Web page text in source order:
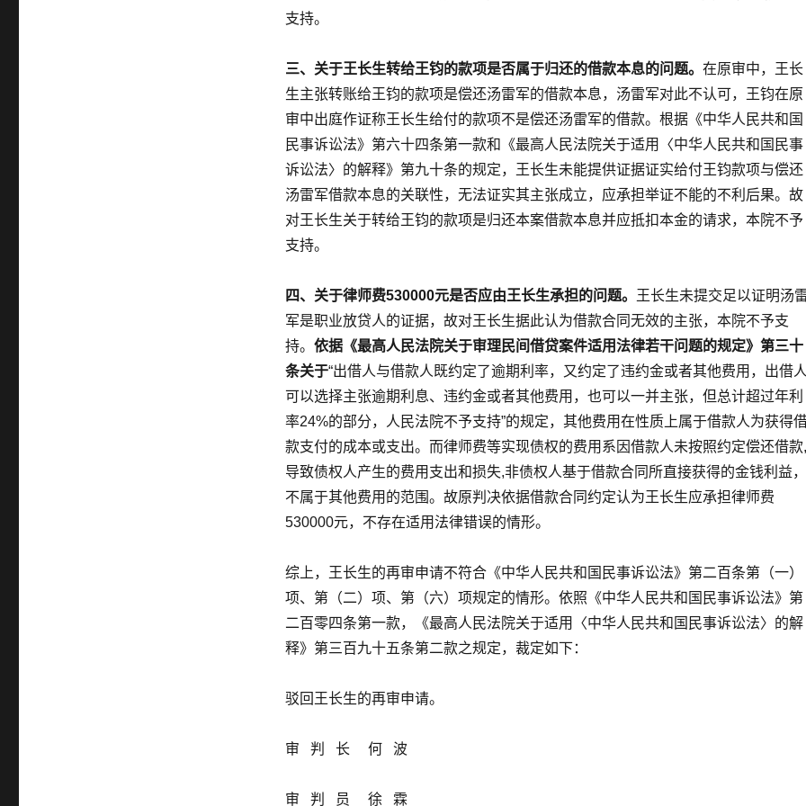
支持。
三、关于王长生转给王钧的款项是否属于归还的借款本息的问题。 在原审中，王长
生主张转账给王钧的款项是偿还汤雷军的借款本息，汤雷军对此不认可，王钧在原
审中出庭作证称王长生给付的款项不是偿还汤雷军的借款。根据《中华人民共和国
民事诉讼法》第六十四条第一款和《最高人民法院关于适用〈中华人民共和国民事
诉讼法〉的解释》第九十条的规定，王长生未能提供证据证实给付王钧款项与偿还
汤雷军借款本息的关联性，无法证实其主张成立，应承担举证不能的不利后果。故
对王长生关于转给王钧的款项是归还本案借款本息并应抵扣本金的请求，本院不予
支持。
四、关于律师费530000元是否应由王长生承担的问题。
王长生未提交足以证明汤
军是职业放贷人的证据，故对王长生据此认为借款合同无效的主张，本院不予支
持。 依据《最高人民法院关于审理民间借贷案件适用法律若干问题的规定》第三十
条关于“出借人与借款人既约定了逾期利率，又约定了违约金或者其他费用，出借
可以选择主张逾期利息、违约金或者其他费用，也可以一并主张，但总计超过年利
率24%的部分，人民法院不予支持”的规定，其他费用在性质上属于借款人为获得
款支付的成本或支出。而律师费等实现债权的费用系因借款人未按照约定偿还借款,
导致债权人产生的费用支出和损失,非债权人基于借款合同所直接获得的金钱利益，
不属于其他费用的范围。故原判决依据借款合同约定认为王长生应承担律师费
530000元，不存在适用法律错误的情形。
综上，王长生的再审申请不符合《中华人民共和国民事诉讼法》第二百条第（一）
项、第（二）项、第（六）项规定的情形。依照《中华人民共和国民事诉讼法》第
二百零四条第一款，《最高人民法院关于适用〈中华人民共和国民事诉讼法〉的解
释》第三百九十五条第二款之规定，裁定如下：
驳回王长生的再审申请。
审 判 长 何 波
审 判 员 徐 霖